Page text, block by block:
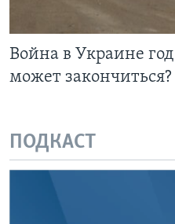
Война в Украине
может закончиться?
ПОДКАСТ